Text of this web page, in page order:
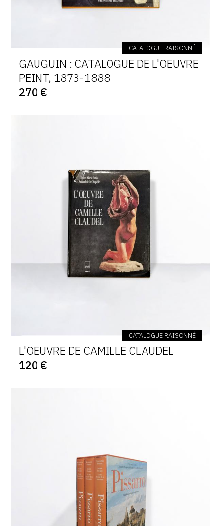
CATALOGUE RAISONNÉ
GAUGUIN : CATALOGUE DE L'OEUVRE
PEINT, 1873-1888
270 €
CATALOGUE RAISONNÉ
L'OEUVRE DE CAMILLE CLAUDEL
120 €